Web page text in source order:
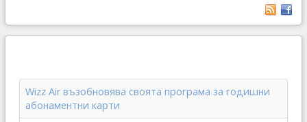
Wizz Air възобновява своята програма за годишни
абонаментни карти